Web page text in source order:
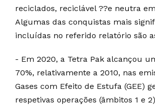
reciclados, reciclável ??e neutra
Algumas das conquistas mais
incluídas no referido relatório são
- Em 2020, a Tetra Pak alcançou
70%, relativamente a 2010, nas
Gases com Efeito de Estufa (GEE)
respetivas operações (âmbitos 1 e